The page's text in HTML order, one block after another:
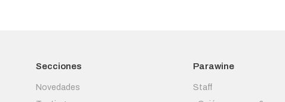
Secciones
Novedades
Parawine
Staff